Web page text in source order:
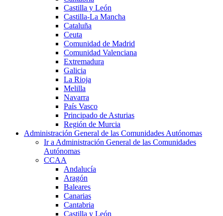
Castilla y León
Castilla-La Mancha
Cataluña
Ceuta
Comunidad de Madrid
Comunidad Valenciana
Extremadura
Galicia
La Rioja
Melilla
Navarra
País Vasco
Principado de Asturias
Región de Murcia
Administración General de las Comunidades Autónomas
Ir a Administración General de las Comunidades
Autónomas
CCAA
Andalucía
Aragón
Baleares
Canarias
Cantabria
Castilla y León